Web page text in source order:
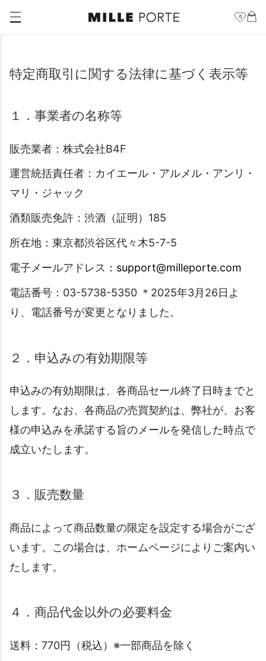
0
特定商取引に関する法律に基づく表示等
１．事業者の名称等
販売業者：株式会社B4F
運営統括責任者：カイエール・アルメル・アンリ・
マリ・ジャック
酒類販売免許：渋酒（証明）185
所在地：東京都渋谷区代々木5-7-5
電子メールアドレス： support@milleporte.com
電話番号：03-5738-5350 ＊2025年3月26日よ
り、電話番号が変更となりました。
２．申込みの有効期限等
申込みの有効期限は、各商品セール終了日時までと
します。なお、各商品の売買契約は、弊社が、お客
様の申込みを承諾する旨のメールを発信した時点で
成立いたします。
３．販売数量
商品によって商品数量の限定を設定する場合がござ
います。この場合は、ホームページによりご案内い
たします。
４．商品代金以外の必要料金
送料：770円（税込）※一部商品を除く